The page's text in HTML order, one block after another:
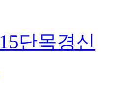
15단목경신